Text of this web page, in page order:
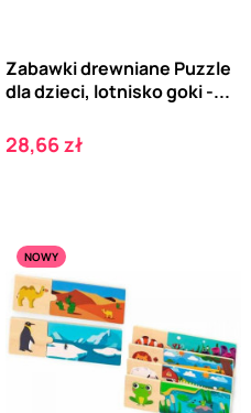
Zabawki drewniane Puzzle
dla dzieci, lotnisko goki -...
Cena
28,66 zł
NOWY